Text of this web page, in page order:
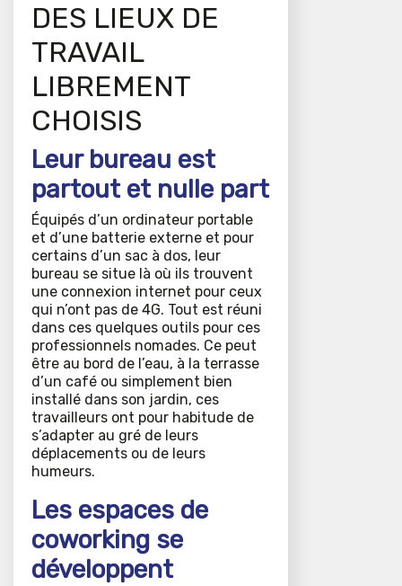
DES LIEUX DE
TRAVAIL
LIBREMENT
CHOISIS
Leur bureau est
partout et nulle part
Équipés d’un ordinateur portable
et d’une batterie externe et pour
certains d’un sac à dos, leur
bureau se situe là où ils trouvent
une connexion internet pour ceux
qui n’ont pas de 4G. Tout est réuni
dans ces quelques outils pour ces
professionnels nomades. Ce peut
être au bord de l’eau, à la terrasse
d’un café ou simplement bien
installé dans son jardin, ces
travailleurs ont pour habitude de
s’adapter au gré de leurs
déplacements ou de leurs
humeurs.
Les espaces de
coworking se
développent